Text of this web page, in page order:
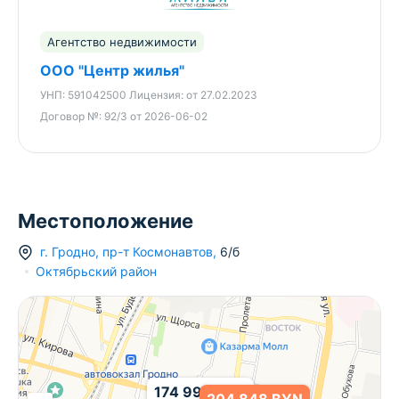
оперативный показ.​​​​​​​​​​​​​​​​​​​​​​​​​​​​​​​​​​​​​​​​​​​​​​​​​​
Агентство недвижимости
ООО "Центр жилья"
УНП: 591042500 Лицензия: от 27.02.2023
Договор №: 92/3 от 2026-06-02
Местоположение
г. Гродно, пр-т Космонавтов, 6/б
Октябрьский район
174 999 BYN
254 597 BYN